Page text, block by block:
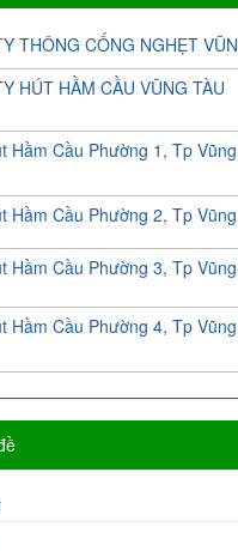
THÔNG CỐNG NGHẸT
HÚT HẦM CẦU VŨNG TÀU
Hầm Cầu Phường 1, Tp
Hầm Cầu Phường 2, Tp
Hầm Cầu Phường 3, Tp
Hầm Cầu Phường 4, Tp